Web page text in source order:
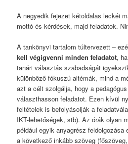
A negyedik fejezet kétoldalas leckéi
mottó és kérdések, majd feladatok.
A tankönyvi tartalom túltervezett –
kell végigvenni minden feladatot,
tanári választás szabadságát
különböző fókuszú altémák, mind a
azt a célt szolgálja, hogy a
választhasson feladatot. Ezen kívül
feltételek is befolyásolják a
IKT-lehetőségek, stb). Az órák olyan
például egyik anyagrész feldolgozása
a következő inkább szöveg